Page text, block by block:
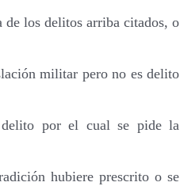
los delitos arriba citados, o
militar pero no es delito
delito por el cual se pide la
hubiere prescrito o se